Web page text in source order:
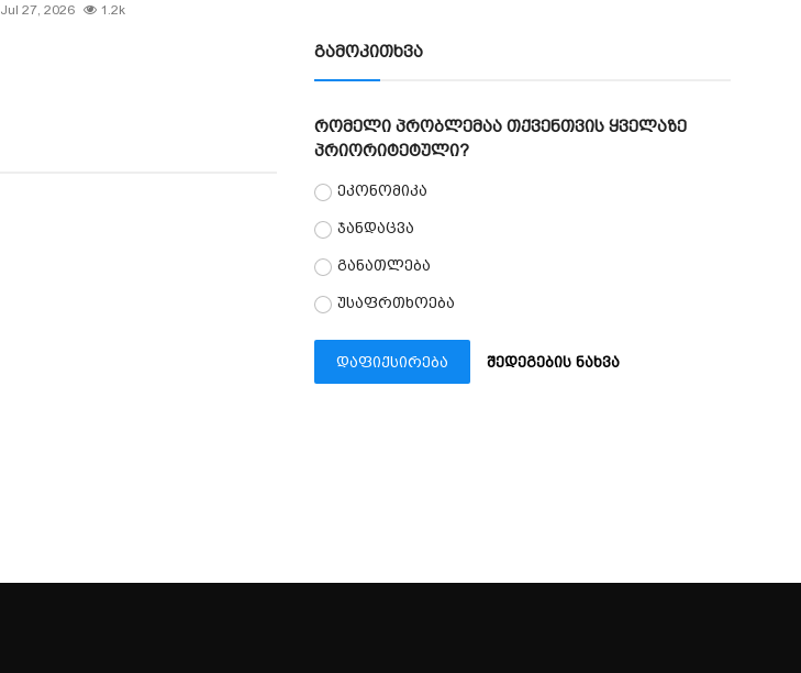
Jul 27, 2026 1.2k
გამოკითხვა
რომელი პრობლემაა თქვენთვის ყველაზე
პრიორიტეტული?
ეკონომიკა
ჯანდაცვა
განათლება
უსაფრთხოება
დაფიქსირება შედეგების ნახვა